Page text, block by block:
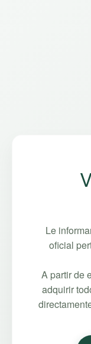
Le
oficial
A partir de
adquirir